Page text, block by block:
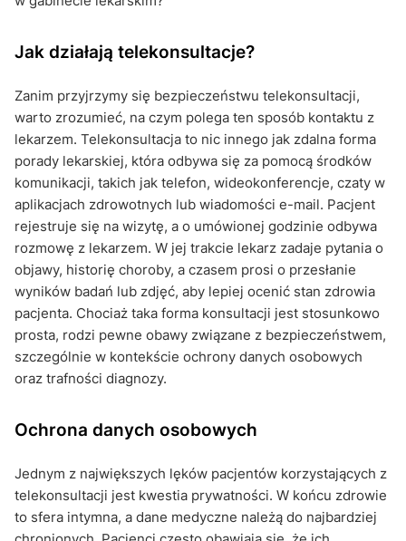
Jak działają telekonsultacje?
Zanim przyjrzymy się bezpieczeństwu telekonsultacji,
warto zrozumieć, na czym polega ten sposób kontaktu z
lekarzem. Telekonsultacja to nic innego jak zdalna forma
porady lekarskiej, która odbywa się za pomocą środków
komunikacji, takich jak telefon, wideokonferencje, czaty w
aplikacjach zdrowotnych lub wiadomości e-mail. Pacjent
rejestruje się na wizytę, a o umówionej godzinie odbywa
rozmowę z lekarzem. W jej trakcie lekarz zadaje pytania o
objawy, historię choroby, a czasem prosi o przesłanie
wyników badań lub zdjęć, aby lepiej ocenić stan zdrowia
pacjenta. Chociaż taka forma konsultacji jest stosunkowo
prosta, rodzi pewne obawy związane z bezpieczeństwem,
szczególnie w kontekście ochrony danych osobowych
oraz trafności diagnozy.
Ochrona danych osobowych
Jednym z największych lęków pacjentów korzystających z
telekonsultacji jest kwestia prywatności. W końcu zdrowie
to sfera intymna, a dane medyczne należą do najbardziej